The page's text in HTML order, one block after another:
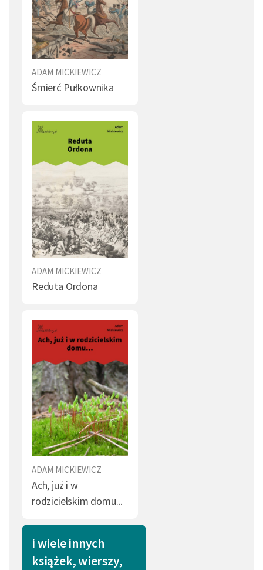
ADAM MICKIEWICZ
Śmierć Pułkownika
ADAM MICKIEWICZ
Reduta Ordona
ADAM MICKIEWICZ
Ach, już i w
rodzicielskim domu...
i wiele innych
książek, wierszy,